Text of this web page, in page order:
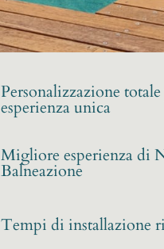
Personalizzazione
esperienza unica
Migliore esperienza di
Balneazione
Tempi di installazione